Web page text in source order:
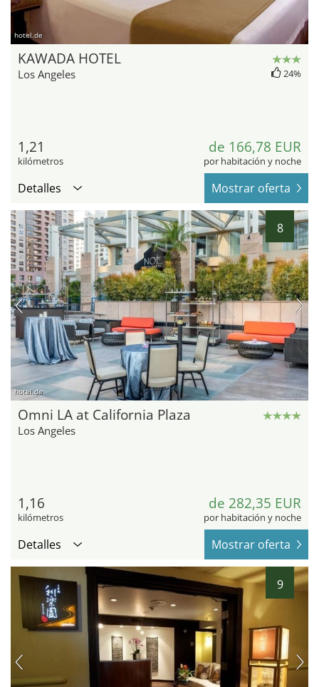
hotel.de
KAWADA HOTEL
Los Angeles 24%
1,21
kilómetros
de 166,78 EUR
por habitación y noche
Detalles Mostrar oferta
8
hotel.de
Omni LA at California Plaza
Los Angeles
1,16
kilómetros
de 282,35 EUR
por habitación y noche
Detalles Mostrar oferta
9